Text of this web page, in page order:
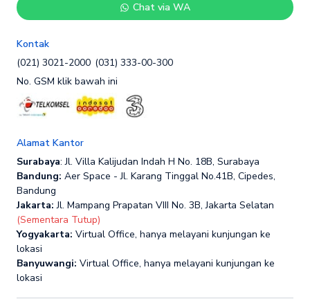
Chat via WA
Kontak
(021) 3021-2000 (031) 333-00-300
No. GSM klik bawah ini
Alamat Kantor
Surabaya: Jl. Villa Kalijudan Indah H No. 18B, Surabaya
Bandung: Aer Space - Jl. Karang Tinggal No.41B, Cipedes,
Bandung
Jakarta: Jl. Mampang Prapatan VIII No. 3B, Jakarta Selatan
(Sementara Tutup)
Yogyakarta: Virtual Office, hanya melayani kunjungan ke
lokasi
Banyuwangi: Virtual Office, hanya melayani kunjungan ke
lokasi